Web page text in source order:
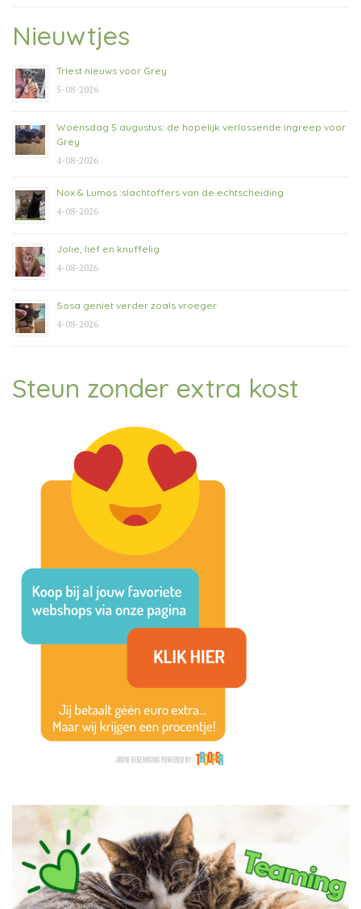
Nieuwtjes
Triest nieuws voor Grey
5-08-2026
Woensdag 5 augustus: de hopelijk verlossende ingreep voor
Grey
4-08-2026
Nox & Lumos :slachtoffers van de echtscheiding
4-08-2026
Jolie, lief en knuffelig
4-08-2026
Sosa geniet verder zoals vroeger
4-08-2026
Steun zonder extra kost